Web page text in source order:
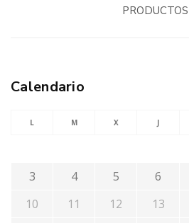
PRODUCTOS
Calendario
L M X J
3
4 5 6
10
11 12 13